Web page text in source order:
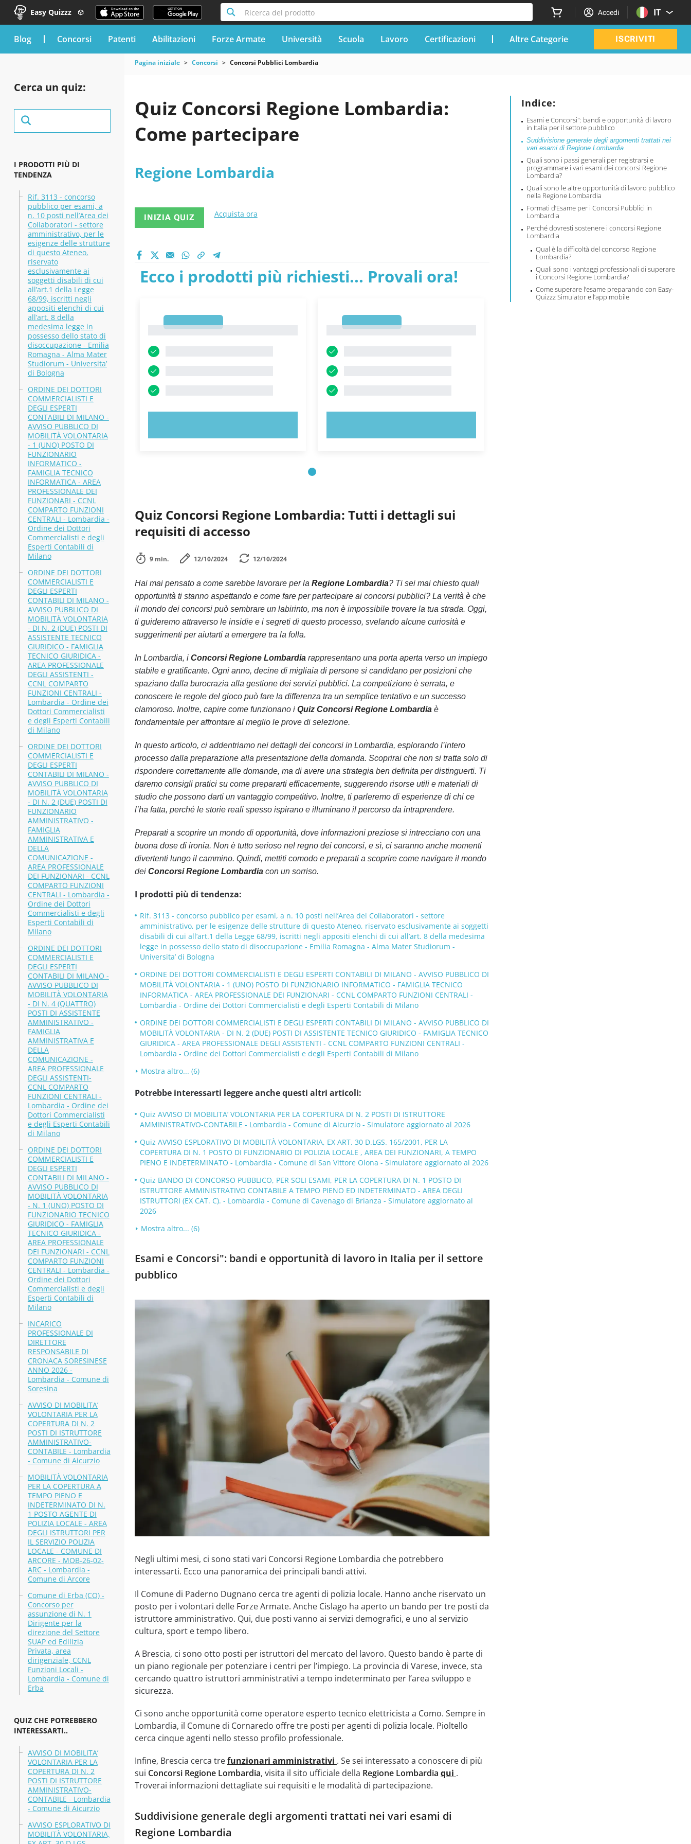
Easy Quizzz Ricerca del prodotto Accedi IT
blog Concorsi Patenti Abilitazioni Forze Armate Università Scuola Lavoro Certificazioni Altre Categorie ISCRIVITI
Cerca un quiz:
I PRODOTTI PIÙ DI
TENDENZA
Rif. 3113 - concorso
pubblico per esami, a
n. 10 posti nell’Area dei
Collaboratori - settore
amministrativo, per le
esigenze delle strutture
di questo Ateneo,
riservato
esclusivamente ai
soggetti disabili di cui
all’art.1 della Legge
68/99, iscritti negli
appositi elenchi di cui
all’art. 8 della
medesima legge in
possesso dello stato di
disoccupazione - Emilia
Romagna - Alma Mater
Studiorum - Universita’
di Bologna
ORDINE DEI DOTTORI
COMMERCIALISTI E
DEGLI ESPERTI
CONTABILI DI MILANO -
AVVISO PUBBLICO DI
MOBILITÀ VOLONTARIA
- 1 (UNO) POSTO DI
FUNZIONARIO
INFORMATICO -
FAMIGLIA TECNICO
INFORMATICA - AREA
PROFESSIONALE DEI
FUNZIONARI - CCNL
COMPARTO FUNZIONI
CENTRALI - Lombardia -
Ordine dei Dottori
Commercialisti e degli
Esperti Contabili di
Milano
ORDINE DEI DOTTORI
COMMERCIALISTI E
DEGLI ESPERTI
CONTABILI DI MILANO -
AVVISO PUBBLICO DI
MOBILITÀ VOLONTARIA
- DI N. 2 (DUE) POSTI DI
ASSISTENTE TECNICO
GIURIDICO - FAMIGLIA
TECNICO GIURIDICA -
AREA PROFESSIONALE
DEGLI ASSISTENTI -
CCNL COMPARTO
FUNZIONI CENTRALI -
Lombardia - Ordine dei
Dottori Commercialisti
e degli Esperti Contabili
di Milano
ORDINE DEI DOTTORI
COMMERCIALISTI E
DEGLI ESPERTI
CONTABILI DI MILANO -
AVVISO PUBBLICO DI
MOBILITÀ VOLONTARIA
- DI N. 2 (DUE) POSTI DI
FUNZIONARIO
AMMINISTRATIVO -
FAMIGLIA
AMMINISTRATIVA E
DELLA
COMUNICAZIONE -
AREA PROFESSIONALE
DEI FUNZIONARI - CCNL
COMPARTO FUNZIONI
CENTRALI - Lombardia -
Ordine dei Dottori
Commercialisti e degli
Esperti Contabili di
Milano
ORDINE DEI DOTTORI
COMMERCIALISTI E
DEGLI ESPERTI
CONTABILI DI MILANO -
AVVISO PUBBLICO DI
MOBILITÀ VOLONTARIA
- DI N. 4 (QUATTRO)
POSTI DI ASSISTENTE
AMMINISTRATIVO -
FAMIGLIA
AMMINISTRATIVA E
DELLA
COMUNICAZIONE -
AREA PROFESSIONALE
DEGLI ASSISTENTI-
CCNL COMPARTO
FUNZIONI CENTRALI -
Lombardia - Ordine dei
Dottori Commercialisti
e degli Esperti Contabili
di Milano
ORDINE DEI DOTTORI
COMMERCIALISTI E
DEGLI ESPERTI
CONTABILI DI MILANO -
AVVISO PUBBLICO DI
MOBILITÀ VOLONTARIA
- N. 1 (UNO) POSTO DI
FUNZIONARIO TECNICO
GIURIDICO - FAMIGLIA
TECNICO GIURIDICA -
AREA PROFESSIONALE
DEI FUNZIONARI - CCNL
COMPARTO FUNZIONI
CENTRALI - Lombardia -
Ordine dei Dottori
Commercialisti e degli
Esperti Contabili di
Milano
INCARICO
PROFESSIONALE DI
DIRETTORE
RESPONSABILE DI
CRONACA SORESINESE
ANNO 2026 -
Lombardia - Comune di
Soresina
AVVISO DI MOBILITA’
VOLONTARIA PER LA
COPERTURA DI N. 2
POSTI DI ISTRUTTORE
AMMINISTRATIVO-
CONTABILE - Lombardia
- Comune di Aicurzio
MOBILITÀ VOLONTARIA
PER LA COPERTURA A
TEMPO PIENO E
INDETERMINATO DI N.
1 POSTO AGENTE DI
POLIZIA LOCALE - AREA
DEGLI ISTRUTTORI PER
IL SERVIZIO POLIZIA
LOCALE - COMUNE DI
ARCORE - MOB-26-02-
ARC - Lombardia -
Comune di Arcore
Comune di Erba (CO) -
Concorso per
assunzione di N. 1
Dirigente per la
direzione del Settore
SUAP ed Edilizia
Privata, area
dirigenziale, CCNL
Funzioni Locali -
Lombardia - Comune di
Erba
QUIZ CHE POTREBBERO
INTERESSARTI..
AVVISO DI MOBILITA’
VOLONTARIA PER LA
COPERTURA DI N. 2
POSTI DI ISTRUTTORE
AMMINISTRATIVO-
CONTABILE - Lombardia
- Comune di Aicurzio
AVVISO ESPLORATIVO DI
MOBILITÀ VOLONTARIA,
Pagina iniziale Concorsi Concorsi Pubblici Lombardia
Indice:
Esami e Concorsi": bandi e opportunità di lavoro
in Italia per il settore pubblico
Suddivisione generale degli argomenti trattati nei
vari esami di Regione Lombardia
Quali sono i passi generali per registrarsi e
programmare i vari esami dei concorsi Regione
Lombardia?
Quali sono le altre opportunità di lavoro pubblico
nella Regione Lombardia
Formati d’Esame per i Concorsi Pubblici in
Lombardia
Perché dovresti sostenere i concorsi Regione
Lombardia
Qual è la difficoltà del concorso Regione
Lombardia?
Quali sono i vantaggi professionali di superare
i Concorsi Regione Lombardia?
Come superare l’esame preparando con Easy-
Quizzz Simulator e l’app mobile
Quiz Concorsi Regione Lombardia:
Come partecipare
Regione Lombardia
INIZIA QUIZ Acquista ora
Ecco i prodotti più richiesti... Provali ora!
Quiz Concorsi Regione Lombardia: Tutti i dettagli sui
requisiti di accesso
9 min. 12/10/2024 12/10/2024
Hai mai pensato a come sarebbe lavorare per la Regione Lombardia? Ti sei mai chiesto quali
opportunità ti stanno aspettando e come fare per partecipare ai concorsi pubblici? La verità è che
il mondo dei concorsi può sembrare un labirinto, ma non è impossibile trovare la tua strada. Oggi,
ti guideremo attraverso le insidie e i segreti di questo processo, svelando alcune curiosità e
suggerimenti per aiutarti a emergere tra la folla.
In Lombardia, i Concorsi Regione Lombardiarappresentano una porta aperta verso un impiego
stabile e gratificante. Ogni anno, decine di migliaia di persone si candidano per posizioni che
spaziano dalla burocrazia alla gestione dei servizi pubblici. La competizione è serrata, e
conoscere le regole del gioco può fare la differenza tra un semplice tentativo e un successo
clamoroso. Inoltre, capire come funzionano i Quiz Concorsi Regione Lombardiaè
fondamentale per affrontare al meglio le prove di selezione.
In questo articolo, ci addentriamo nei dettagli dei concorsi in Lombardia, esplorando l’intero
processo dalla preparazione alla presentazione della domanda. Scoprirai che non si tratta solo di
rispondere correttamente alle domande, ma di avere una strategia ben definita per distinguerti. Ti
daremo consigli pratici su come prepararti efficacemente, suggerendo risorse utili e materiali di
studio che possono darti un vantaggio competitivo. Inoltre, ti parleremo di esperienze di chi ce
l’ha fatta, perché le storie reali spesso ispirano e illuminano il percorso da intraprendere.
Preparati a scoprire un mondo di opportunità, dove informazioni preziose si intrecciano con una
buona dose di ironia. Non è tutto serioso nel regno dei concorsi, e sì, ci saranno anche momenti
divertenti lungo il cammino. Quindi, mettiti comodo e preparati a scoprire come navigare il mondo
dei Concorsi Regione Lombardiacon un sorriso.
I prodotti più di tendenza:
Rif. 3113 - concorso pubblico per esami, a n. 10 posti nell’Area dei Collaboratori - settore
amministrativo, per le esigenze delle strutture di questo Ateneo, riservato esclusivamente ai soggetti
disabili di cui all’art.1 della Legge 68/99, iscritti negli appositi elenchi di cui all’art. 8 della medesima
legge in possesso dello stato di disoccupazione - Emilia Romagna - Alma Mater Studiorum -
Universita’ di Bologna
ORDINE DEI DOTTORI COMMERCIALISTI E DEGLI ESPERTI CONTABILI DI MILANO - AVVISO PUBBLICO DI
MOBILITÀ VOLONTARIA - 1 (UNO) POSTO DI FUNZIONARIO INFORMATICO - FAMIGLIA TECNICO
INFORMATICA - AREA PROFESSIONALE DEI FUNZIONARI - CCNL COMPARTO FUNZIONI CENTRALI -
Lombardia - Ordine dei Dottori Commercialisti e degli Esperti Contabili di Milano
ORDINE DEI DOTTORI COMMERCIALISTI E DEGLI ESPERTI CONTABILI DI MILANO - AVVISO PUBBLICO DI
MOBILITÀ VOLONTARIA - DI N. 2 (DUE) POSTI DI ASSISTENTE TECNICO GIURIDICO - FAMIGLIA TECNICO
GIURIDICA - AREA PROFESSIONALE DEGLI ASSISTENTI - CCNL COMPARTO FUNZIONI CENTRALI -
Lombardia - Ordine dei Dottori Commercialisti e degli Esperti Contabili di Milano
Mostra altro... (6)
Potrebbe interessarti leggere anche questi altri articoli:
Quiz AVVISO DI MOBILITA’ VOLONTARIA PER LA COPERTURA DI N. 2 POSTI DI ISTRUTTORE
AMMINISTRATIVO-CONTABILE - Lombardia - Comune di Aicurzio - Simulatore aggiornato al 2026
Quiz AVVISO ESPLORATIVO DI MOBILITÀ VOLONTARIA, EX ART. 30 D.LGS. 165/2001, PER LA
COPERTURA DI N. 1 POSTO DI FUNZIONARIO DI POLIZIA LOCALE , AREA DEI FUNZIONARI, A TEMPO
PIENO E INDETERMINATO - Lombardia - Comune di San Vittore Olona - Simulatore aggiornato al 2026
Quiz BANDO DI CONCORSO PUBBLICO, PER SOLI ESAMI, PER LA COPERTURA DI N. 1 POSTO DI
ISTRUTTORE AMMINISTRATIVO CONTABILE A TEMPO PIENO ED INDETERMINATO - AREA DEGLI
ISTRUTTORI (EX CAT. C). - Lombardia - Comune di Cavenago di Brianza - Simulatore aggiornato al
2026
Mostra altro... (6)
Esami e Concorsi": bandi e opportunità di lavoro in Italia per il settore
pubblico
Negli ultimi mesi, ci sono stati vari Concorsi Regione Lombardia che potrebbero
interessarti. Ecco una panoramica dei principali bandi attivi.
Il Comune di Paderno Dugnano cerca tre agenti di polizia locale. Hanno anche riservato un
posto per i volontari delle Forze Armate. Anche Cislago ha aperto un bando per tre posti da
istruttore amministrativo. Qui, due posti vanno ai servizi demografici, e uno al servizio
cultura, sport e tempo libero.
A Brescia, ci sono otto posti per istruttori del mercato del lavoro. Questo bando è parte di
un piano regionale per potenziare i centri per l’impiego. La provincia di Varese, invece, sta
cercando quattro istruttori amministrativi a tempo indeterminato per l’area sviluppo e
sicurezza.
Ci sono anche opportunità come operatore esperto tecnico elettricista a Como. Sempre in
Lombardia, il Comune di Cornaredo offre tre posti per agenti di polizia locale. Pioltello
cerca cinque agenti nello stesso profilo professionale.
Infine, Brescia cerca trefunzionari amministrativi . Se sei interessato a conoscere di più
sui Concorsi Regione Lombardia, visita il sito ufficiale della Regione Lombardia qui .
Troverai informazioni dettagliate sui requisiti e le modalità di partecipazione.
Suddivisione generale degli argomenti trattati nei vari esami di
Regione Lombardia